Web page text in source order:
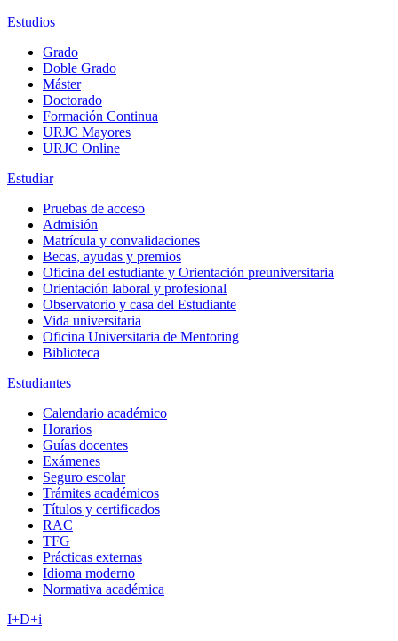
Estudios
Grado
Doble Grado
Máster
Doctorado
Formación Continua
URJC Mayores
URJC Online
Estudiar
Pruebas de acceso
Admisión
Matrícula y convalidaciones
Becas, ayudas y premios
Oficina del estudiante y Orientación preuniversitaria
Orientación laboral y profesional
Observatorio y casa del Estudiante
Vida universitaria
Oficina Universitaria de Mentoring
Biblioteca
Estudiantes
Calendario académico
Horarios
Guías docentes
Exámenes
Seguro escolar
Trámites académicos
Títulos y certificados
RAC
TFG
Prácticas externas
Idioma moderno
Normativa académica
I+D+i